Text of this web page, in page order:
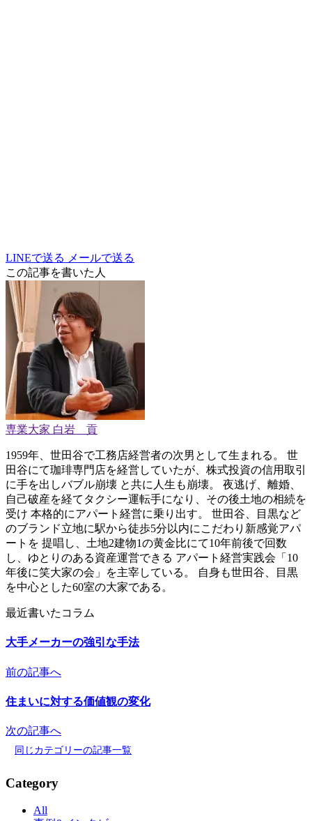
LINEで送る メールで送る
この記事を書いた人
専業大家 白岩 貢
1959年、世田谷で工務店経営者の次男として生まれる。 世
田谷にて珈琲専門店を経営していたが、株式投資の信用取引
に手を出しバブル崩壊 と共に人生も崩壊。 夜逃げ、離婚、
自己破産を経てタクシー運転手になり、その後土地の相続を
受け 本格的にアパート経営に乗り出す。 世田谷、目黒など
のブランド立地に駅から徒歩5分以内にこだわり新感覚アパ
ートを 提唱し、土地2建物1の黄金比にて10年前後で回数
し、ゆとりのある資産運営できる アパート経営実践会「10
年後に笑大家の会」を主宰している。 自身も世田谷、目黒
を中心とした60室の大家である。
最近書いたコラム
大手メーカーの強引な手法
前の記事へ
住まいに対する価値観の変化
次の記事へ
同じカテゴリーの記事一覧
Category
All